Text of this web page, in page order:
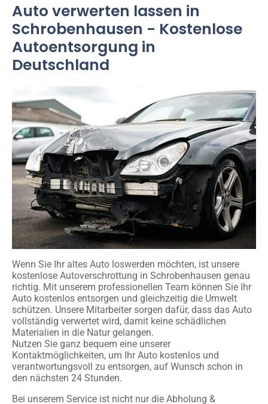
Auto verwerten lassen in
Schrobenhausen - Kostenlose
Autoentsorgung in
Deutschland
Wenn Sie Ihr altes Auto loswerden möchten, ist unsere
kostenlose Autoverschrottung in Schrobenhausen genau
richtig. Mit unserem professionellen Team können Sie Ihr
Auto kostenlos entsorgen und gleichzeitig die Umwelt
schützen. Unsere Mitarbeiter sorgen dafür, dass das Auto
vollständig verwertet wird, damit keine schädlichen
Materialien in die Natur gelangen.
Nutzen Sie ganz bequem eine unserer
Kontaktmöglichkeiten, um Ihr Auto kostenlos und
verantwortungsvoll zu entsorgen, auf Wunsch schon in
den nächsten 24 Stunden.
Bei unserem Service ist nicht nur die Abholung &